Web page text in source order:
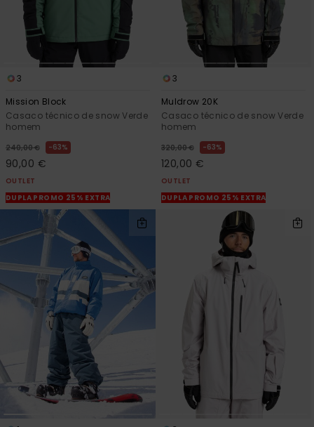
3
Mission Block
Casaco técnico de snow Verde
homem
240,00 € 63%
90,00 €
OUTLET
DUPLA PROMO 25% EXTRA
3
Muldrow 20K
Casaco técnico de snow Verde
homem
320,00 € 63%
120,00 €
OUTLET
DUPLA PROMO 25% EXTRA